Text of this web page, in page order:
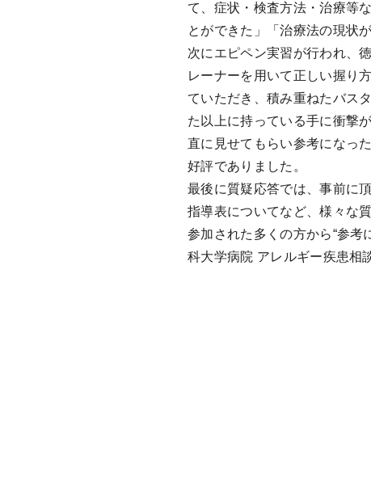
て、症状・検査方法・治療等
とができた」「治療法の現状
次にエピペン実習が行われ、
レーナーを用いて正しい握り
ていただき、積み重ねたバス
た以上に持っている手に衝撃
直に見せてもらい参考になっ
好評でありました。
最後に質疑応答では、事前に
指導表についてなど、様々な
参加された多くの方から“参
科大学病院 アレルギー疾患相